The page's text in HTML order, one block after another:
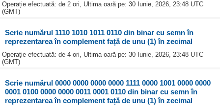
Operație efectuată: de 2 ori, Ultima oară pe: 30 Iunie, 2026, 23:48 UTC
(GMT)
Scrie numărul 1110 1010 1011 0110 din binar cu semn în
reprezentarea în complement față de unu (1) în zecimal
Operație efectuată: de 4 ori, Ultima oară pe: 30 Iunie, 2026, 23:48 UTC
(GMT)
Scrie numărul 0000 0000 0000 0000 1111 0000 1001 0000 0000
0001 0100 0000 0000 0011 0001 0110 din binar cu semn în
reprezentarea în complement față de unu (1) în zecimal